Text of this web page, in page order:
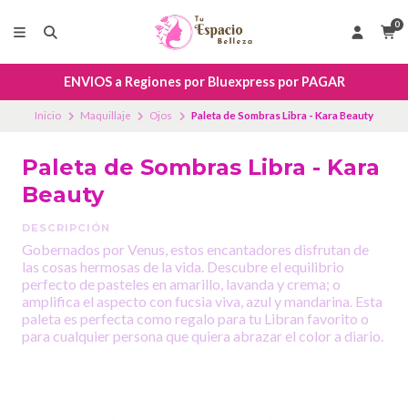
0
ENVIOS a Regiones por Bluexpress por PAGAR
Inicio Maquillaje Ojos Paleta de Sombras Libra - Kara Beauty
Paleta de Sombras Libra - Kara
Beauty
DESCRIPCIÓN
Gobernados por Venus, estos encantadores disfrutan de
las cosas hermosas de la vida. Descubre el equilibrio
perfecto de pasteles en amarillo, lavanda y crema; o
amplifica el aspecto con fucsia viva, azul y mandarina. Esta
paleta es perfecta como regalo para tu Libran favorito o
para cualquier persona que quiera abrazar el color a diario.